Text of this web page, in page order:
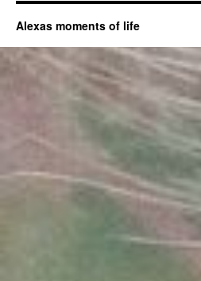
Alexas moments of life